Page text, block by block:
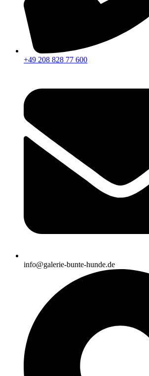
+49 208 828 77 600
info@galerie-bunte-hunde.de